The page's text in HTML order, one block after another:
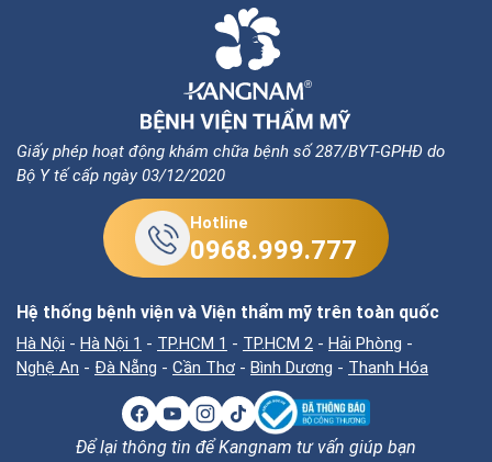
Giấy phép hoạt động khám chữa bệnh số 287/BYT-GPHĐ do
Bộ Y tế cấp ngày 03/12/2020
Hotline
0968.999.777
Hệ thống bệnh viện và Viện thẩm mỹ trên toàn quốc
Hà Nội - Hà Nội 1 - TP.HCM 1 - TP.HCM 2 - Hải Phòng -
Nghệ An - Đà Nẵng - Cần Thơ - Bình Dương - Thanh Hóa
Để lại thông tin để Kangnam tư vấn giúp bạn